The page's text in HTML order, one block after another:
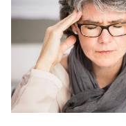
Voraussetzung
für den
Schimmelpilz ist
immer ein
gewisses Maß
an Feuchtigkeit.